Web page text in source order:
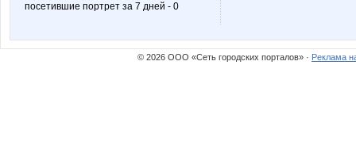
посетившие портрет за 7 дней - 0
© 2026 ООО «Сеть городских порталов» · Реклама